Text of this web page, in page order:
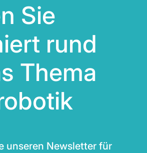
Sie
rund
Thema
unseren Newsletter für